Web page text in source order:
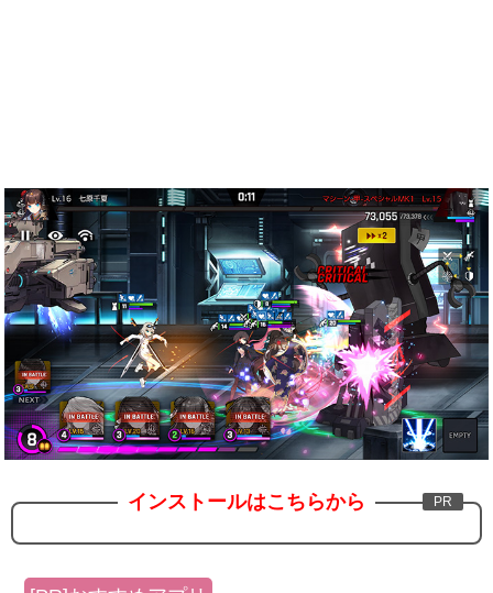
インストールはこちらから